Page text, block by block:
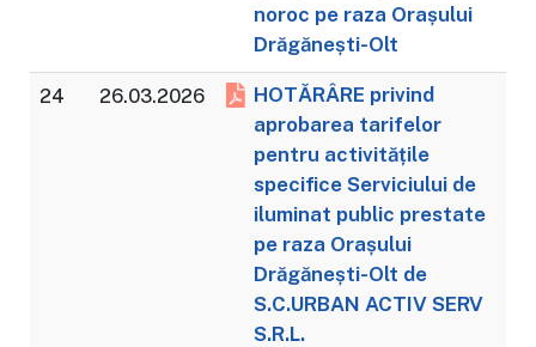
noroc pe raza Orașului
Drăgănești-Olt
24 26.03.2026
HOTĂRÂRE privind
aprobarea tarifelor
pentru activitățile
specifice Serviciului de
iluminat public prestate
pe raza Orașului
Drăgănești-Olt de
S.C.URBAN ACTIV SERV
S.R.L.